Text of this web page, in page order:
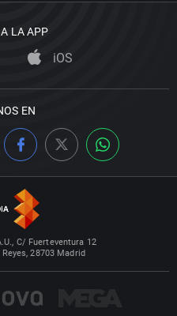
LA APP
iOS
EN
C/ Fuerteventura 12
28703 Madrid